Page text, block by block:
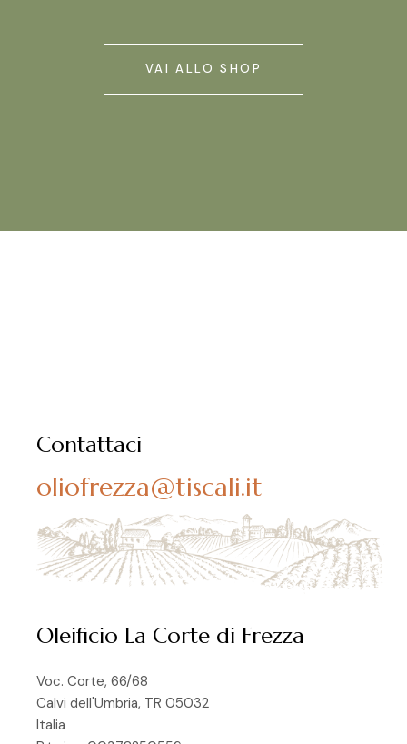
VAI ALLO SHOP
Contattaci
oliofrezza@tiscali.it
Oleificio La Corte di Frezza
Voc. Corte, 66/68
Calvi dell'Umbria, TR 05032
Italia